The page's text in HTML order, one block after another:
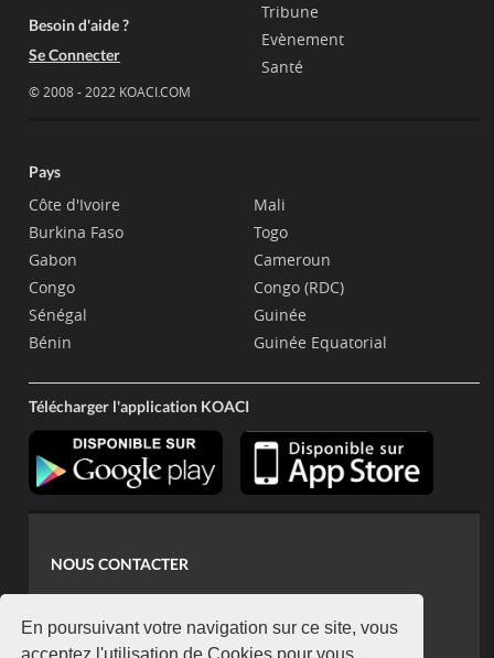
En poursuivant votre navigation sur ce site, vous
acceptez l'utilisation de Cookies pour vous
Besoin d'aide ?
Se Connecter
© 2008 - 2022 KOACI.COM
Tribune
Evènement
Santé
Pays
Côte d'Ivoire
Burkina Faso
Gabon
Congo
Sénégal
Bénin
Mali
Togo
Cameroun
Congo (RDC)
Guinée
Guinée Equatorial
Télécharger l'application KOACI
NOUS CONTACTER
koaci@yahoo.fr